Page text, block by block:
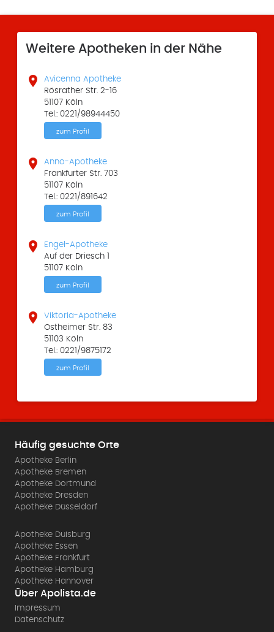
Weitere Apotheken in der Nähe

Avicenna Apotheke
Rösrather Str. 2-16
51107 Köln
Tel.: 0221/98944450
zum Profil

Anno-Apotheke
Frankfurter Str. 703
51107 Köln
Tel.: 0221/891642
zum Profil

Engel-Apotheke
Auf der Driesch 1
51107 Köln
zum Profil

Viktoria-Apotheke
Ostheimer Str. 83
51103 Köln
Tel.: 0221/9875172
zum Profil
Häufig gesuchte Orte
Apotheke Berlin
Apotheke Bremen
Apotheke Dortmund
Apotheke Dresden
Apotheke Düsseldorf
Apotheke Duisburg
Apotheke Essen
Apotheke Frankfurt
Apotheke Hamburg
Apotheke Hannover
Über Apolista.de
Impressum
Datenschutz